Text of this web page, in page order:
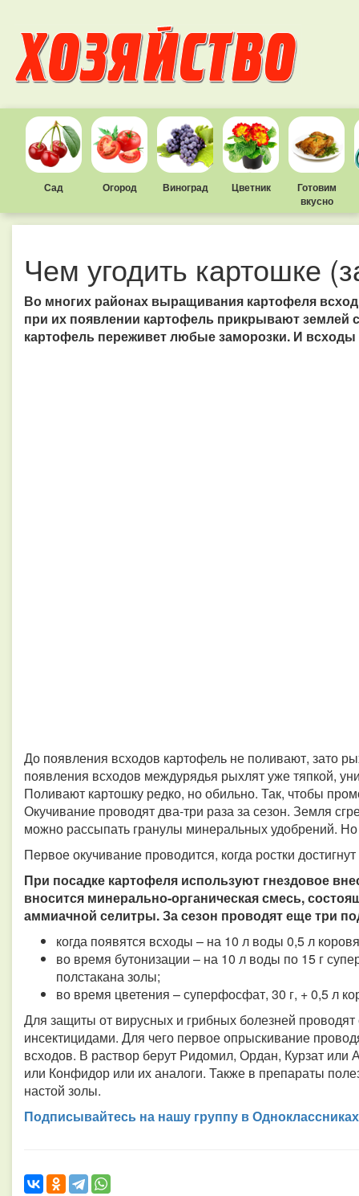
Сад Огород Виноград Цветник
Готовим
вкусно
Чем угодить картошке
Во многих районах выращивания картофеля
при их появлении картофель прикрывают землей
картофель переживет любые заморозки. И
До появления всходов картофель не поливают, зато
появления всходов междурядья рыхлят уже тяпкой,
Поливают картошку редко, но обильно. Так, чтобы
Окучивание проводят два-три раза за сезон. Земля
можно рассыпать гранулы минеральных удобрений.
Первое окучивание проводится, когда ростки
При посадке картофеля используют гнездовое
вносится минерально-органическая смесь,
аммиачной селитры. За сезон проводят еще три
когда появятся всходы – на 10 л воды 0,5 л
во время бутонизации – на 10 л воды по 15 г
полстакана золы;
во время цветения – суперфосфат, 30 г, + 0,5 л
Для защиты от вирусных и грибных болезней
инсектицидами. Для чего первое опрыскивание
всходов. В раствор берут Ридомил, Ордан, Курзат или
или Конфидор или их аналоги. Также в препараты
настой золы.
Подписывайтесь на нашу группу в Одноклассниках